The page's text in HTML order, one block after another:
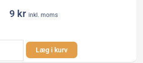
9 kr inkl. moms
Læg i kurv